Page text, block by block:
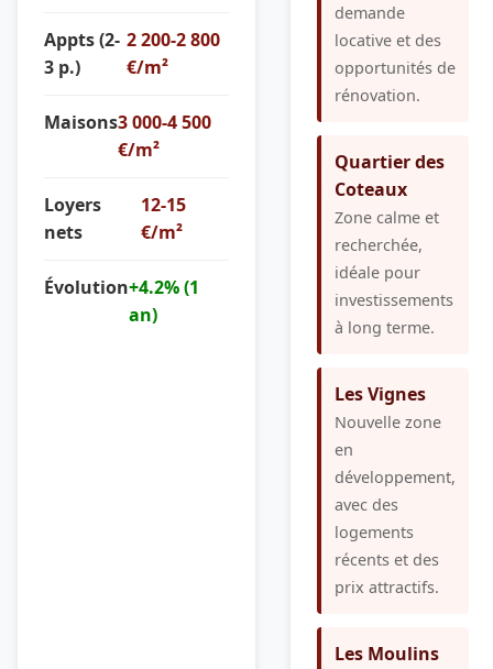
Appts (2-
3 p.)
2 200-2 800
€/m²
Maisons3 000-4 500
€/m²
Loyers
nets
12-15
€/m²
Évolution+4.2% (1
an)
demande
locative et des
opportunités de
rénovation.
Quartier des
Coteaux
Zone calme et
recherchée,
idéale pour
investissements
à long terme.
Les Vignes
Nouvelle zone
en
développement,
avec des
logements
récents et des
prix attractifs.
Les Moulins